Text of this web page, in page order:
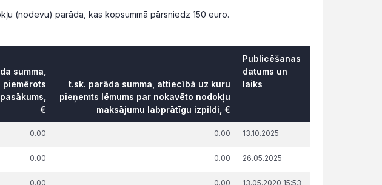
(nodevu) parāda, kas kopsummā pārsniedz 150 euro.
summa,
€
t.sk. parāda summa, attiecībā uz kuru
pieņemts lēmums par nokavēto nodokļu
maksājumu labprātīgu izpildi, €
Publicēšanas
datums un
laiks
0.00 0.00 13.10.2025
0.00 0.00 26.05.2025
0.00 0.00 13.05.2020 15:53